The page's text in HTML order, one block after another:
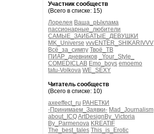
Участник сообществ
(Всего в списке: 15)
Лорелея Ваша_рЫклама
пассионарные_любители
САМЫЕ_ЗАИБАТЫЕ_ДЕВУШКИ
MK_Universe vvvENTER_SHIKARIVVV
Всё_за_симпу Твоё_ТВ
ПИАР_дневников
_Your_Style_
COMEDICLAB Emo_boys emoemo
tatu-Volkova WE_SEXY
Читатель сообществ
(Всего в списке: 10)
axeeffect_ru РАНЕТКИ
-Принимаем_Заявки- Mad_Journalism
about_ICQArtDesignBy_Victoria
By_Parmenova KREATIF
The_best_tales This_is_Erotic